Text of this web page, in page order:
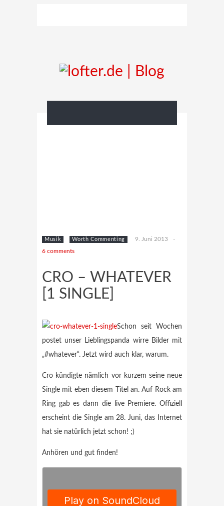
Musik Worth Commenting 9. Juni 2013
-
6 comments
CRO – WHATEVER
[1 SINGLE]
Schon seit Wochen
postet unser Lieblingspanda wirre Bilder mit
„#whatever“. Jetzt wird auch klar, warum.
Cro kündigte nämlich vor kurzem seine neue
Single mit eben diesem Titel an. Auf Rock am
Ring gab es dann die live Premiere. Offiziell
erscheint die Single am 28. Juni, das Internet
hat sie natürlich jetzt schon! ;)
Anhören und gut finden!